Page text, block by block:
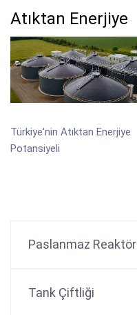
Paslanmaz Reaktör
Tank Çiftliği
Atıktan Enerjiye
Türkiye'nin Atıktan Enerjiye
Potansiyeli